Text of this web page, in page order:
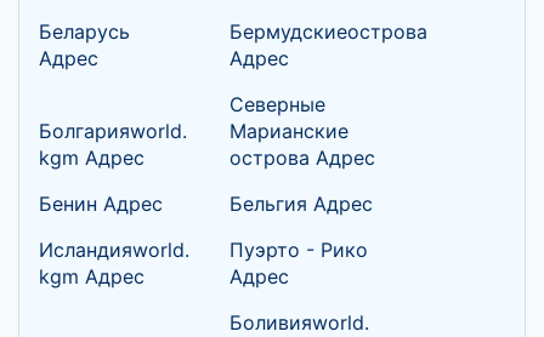
Беларусь
Адрес
Бермудскиеострова
Адрес
Болгарияworld.
kgm Адрес
Северные
Марианские
острова Адрес
Бенин Адрес
Бельгия Адрес
Исландияworld.
kgm Адрес
Пуэрто - Рико
Адрес
Боливияworld.